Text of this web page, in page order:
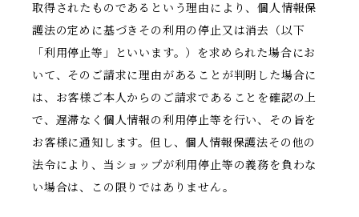
取得されたものであるという理由により、個人情報保
護法の定めに基づきその利用の停止又は消去（以下
「利用停止等」といいます。）を求められた場合にお
いて、そのご請求に理由があることが判明した場合に
は、お客様ご本人からのご請求であることを確認の上
で、遅滞なく個人情報の利用停止等を行い、その旨を
お客様に通知します。但し、個人情報保護法その他の
法令により、当ショップが利用停止等の義務を負わな
い場合は、この限りではありません。